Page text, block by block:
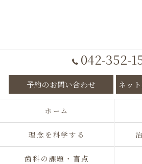
042-352-
予約のお問い合わせ ネッ
ホーム
理念を科学する
歯科の課題・盲点